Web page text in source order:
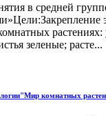
в средней
растениях:
зеленые; расте...
комнатных